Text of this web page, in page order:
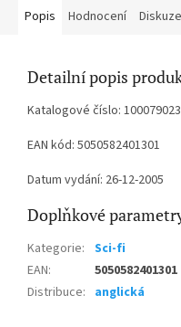
Popis Hodnocení Diskuze
Detailní popis
Katalogové číslo:
EAN kód: 5050582401301
Datum vydání: 26-12-2005
Doplňkové
Kategorie: Sci-fi
EAN:
5050582401301
Distribuce: anglická